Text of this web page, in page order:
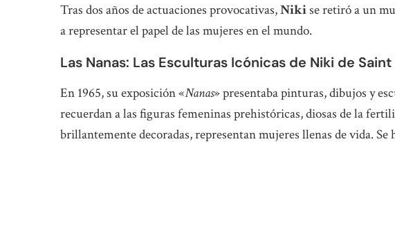
Tras dos años de actuaciones provocativas,Nikise retiró a un
a representar el papel de las mujeres en el mundo.
Las Nanas: Las Esculturas Icónicas de Niki de Saint
En 1965, su exposición «Nanas» presentaba pinturas, dibujos y
recuerdan a las figuras femeninas prehistóricas, diosas de la
brillantemente decoradas, representan mujeres llenas de vida.